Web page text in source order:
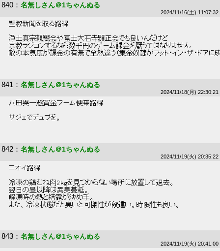
840 ： 名無しさん＠1ちゃんぬる
2024/11/16(土) 11:07:32
聖教新聞を取る路線
浄土真宗親鸞会や冨士大石寺顕正会でも良いんだけど
宗教ラジコンするなら数千円のゲーム課金を厭うてはなりません
敵の本気度が課金の有無で全然違う（集金奴隷がフット・イン・ザ・ドアに
841 ： 名無しさん＠1ちゃんぬる
2024/11/18(月) 22:30:21
八田與一懸賞金ブーム便乗路線
サジェでデュプを。
842 ： 名無しさん＠1ちゃんぬる
2024/11/19(火) 20:35:22
ニオイ路線
冷凍の鶏むね肉2kgを見つからない場所に放置して退去。
翌日の昼以降は異臭蔓延。
解凍時の熱と結露が決め手。
また、冷凍状態だと臭いと可搬性が段違い。時限性も良い。
843 ： 名無しさん＠1ちゃんぬる
2024/11/19(火) 20:41:00